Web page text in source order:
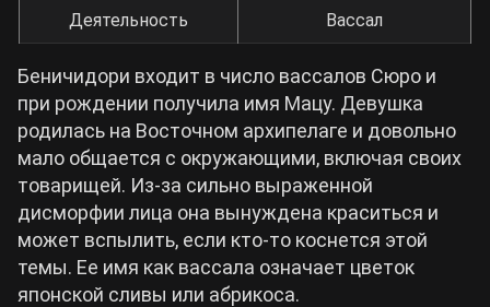
Деятельность Вассал
Беничидори входит в число вассалов Сюро и
при рождении получила имя Мацу. Девушка
родилась на Восточном архипелаге и довольно
мало общается с окружающими, включая своих
товарищей. Из-за сильно выраженной
дисморфии лица она вынуждена краситься и
может вспылить, если кто-то коснется этой
темы. Ее имя как вассала означает цветок
японской сливы или абрикоса.